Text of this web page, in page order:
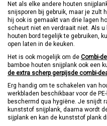
Net als elke andere houten
snijsporen bij gebruik, maar je zult
hij ook is gemaakt van drie lagen
scheurt niet en verdraait niet. Als
houten bord tegelijk te gebruiken,
open laten in de keuken.
Het is ook mogelijk om de Combi-
bamboe houten snijplank ook een
de extra scherp gerpijsde combi-
Erg handig om te schakelen van
werkbladen beschikbaar voor de
beschermd qua hygiëne. Je snijdt
kunststof snijplank, daarna wordt
sijplank en kan de kunststof plank